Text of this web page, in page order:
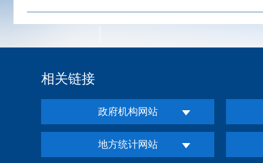
相关链接
政府机构网站
地方统计网站